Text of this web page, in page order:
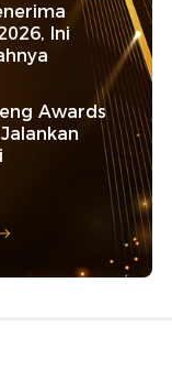
Ini
Awards